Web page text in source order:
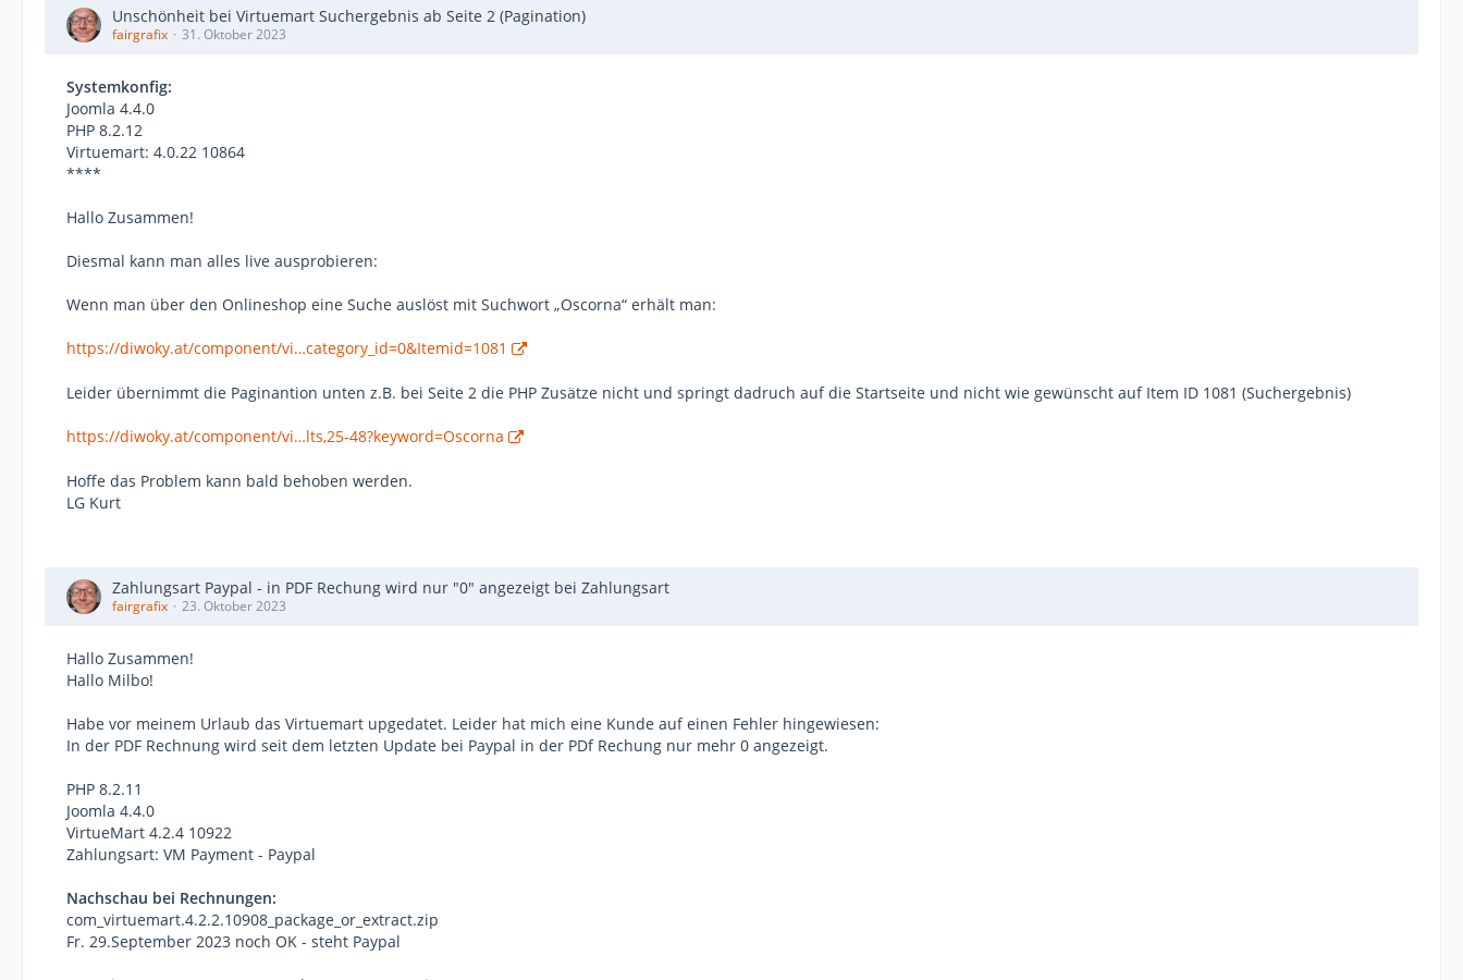
Unschönheit bei Virtuemart Suchergebnis ab Seite 2 (Pagination)
fairgrafix 31. Oktober 2023
Systemkonfig:
Joomla 4.4.0
PHP 8.2.12
Virtuemart: 4.0.22 10864
****
Hallo Zusammen!
Diesmal kann man alles live ausprobieren:
Wenn man über den Onlineshop eine Suche auslöst mit Suchwort „Oscorna“ erhält man:
https://diwoky.at/component/vi…category_id=0&Itemid=1081
Leider übernimmt die Paginantion unten z.B. bei Seite 2 die PHP Zusätze nicht und springt dadruch auf die Startseite und nicht wie gewünscht auf Item ID 1081 (Suchergebnis)
https://diwoky.at/component/vi…lts,25-48?keyword=Oscorna
Hoffe das Problem kann bald behoben werden.
LG Kurt
Zahlungsart Paypal - in PDF Rechung wird nur "0" angezeigt bei Zahlungsart
fairgrafix 23. Oktober 2023
Hallo Zusammen!
Hallo Milbo!
Habe vor meinem Urlaub das Virtuemart upgedatet. Leider hat mich eine Kunde auf einen Fehler hingewiesen:
In der PDF Rechnung wird seit dem letzten Update bei Paypal in der PDf Rechung nur mehr 0 angezeigt.
PHP 8.2.11
Joomla 4.4.0
VirtueMart 4.2.4 10922
Zahlungsart: VM Payment - Paypal
Nachschau bei Rechnungen:
com_virtuemart.4.2.2.10908_package_or_extract.zip
Fr. 29.September 2023 noch OK - steht Paypal